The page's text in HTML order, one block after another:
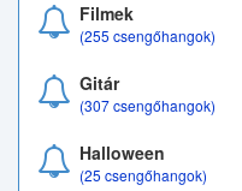
Filmek
(255 csengőhangok)
Gitár
(307 csengőhangok)
Halloween
(25 csengőhangok)